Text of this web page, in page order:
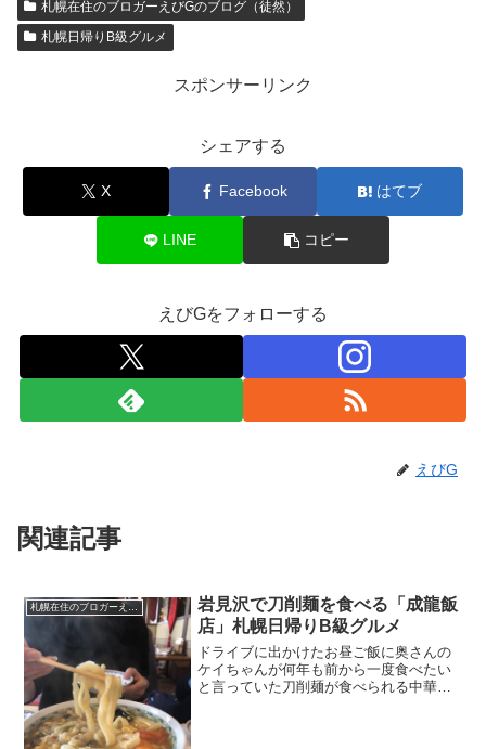
札幌在住のブロガーえびGのブログ（徒然）
札幌日帰りB級グルメ
スポンサーリンク
シェアする
X Facebook はてブ
LINE コピー
えびGをフォローする
えびG
関連記事
札幌在住のブロガーえびGのブログ（徒然）
岩見沢で刀削麺を食べる「成龍飯
店」札幌日帰りB級グルメ
ドライブに出かけたお昼ご飯に奥さんの
ケイちゃんが何年も前から一度食べたい
と言っていた刀削麺が食べられる中華料